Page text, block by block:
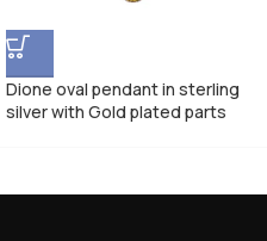
Dione oval pendant in sterling
silver with Gold plated parts